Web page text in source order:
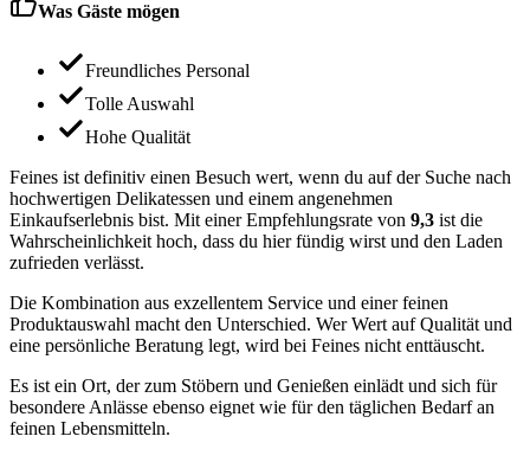
Was Gäste mögen
Freundliches Personal
Tolle Auswahl
Hohe Qualität
Feines ist definitiv einen Besuch wert, wenn du auf der Suche nach
hochwertigen Delikatessen und einem angenehmen
Einkaufserlebnis bist. Mit einer Empfehlungsrate von 9,3 ist die
Wahrscheinlichkeit hoch, dass du hier fündig wirst und den Laden
zufrieden verlässt.
Die Kombination aus exzellentem Service und einer feinen
Produktauswahl macht den Unterschied. Wer Wert auf Qualität und
eine persönliche Beratung legt, wird bei Feines nicht enttäuscht.
Es ist ein Ort, der zum Stöbern und Genießen einlädt und sich für
besondere Anlässe ebenso eignet wie für den täglichen Bedarf an
feinen Lebensmitteln.